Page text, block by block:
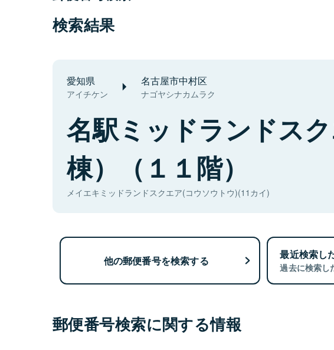
検索結果
愛知県
アイチケン
名古屋市中村区
ナゴヤシナカムラク
名駅ミッドランドス
棟）（１１階）
メイエキミッドランドスクエア(コウソウトウ)(11カイ)
他の郵便番号を検索する 最近検索し
過去に検索し
郵便番号検索に関する情報